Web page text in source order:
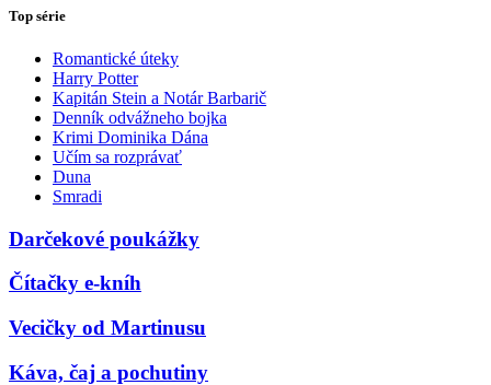
Top série
Romantické úteky
Harry Potter
Kapitán Stein a Notár Barbarič
Denník odvážneho bojka
Krimi Dominika Dána
Učím sa rozprávať
Duna
Smradi
Darčekové poukážky
Čítačky e-kníh
Vecičky od Martinusu
Káva, čaj a pochutiny